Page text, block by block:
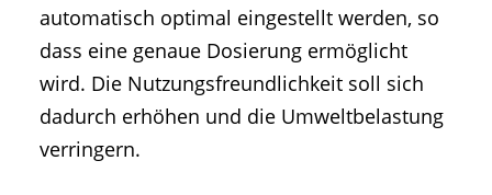
automatisch optimal eingestellt werden, so
dass eine genaue Dosierung ermöglicht
wird. Die Nutzungsfreundlichkeit soll sich
dadurch erhöhen und die Umweltbelastung
verringern.